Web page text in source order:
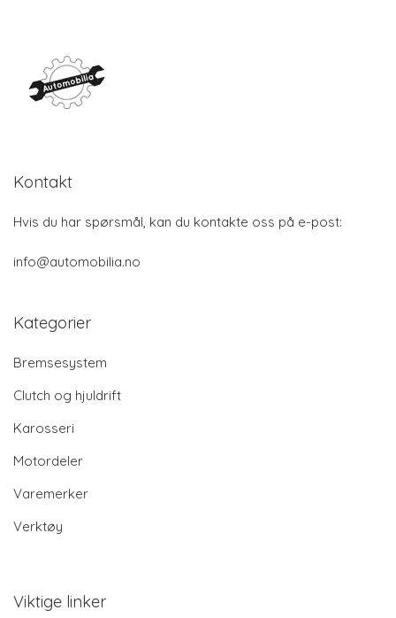
Kontakt
Hvis du har spørsmål, kan du kontakte oss på e-post:
info@automobilia.no
Kategorier
Bremsesystem
Clutch og hjuldrift
Karosseri
Motordeler
Varemerker
Verktøy
Viktige linker